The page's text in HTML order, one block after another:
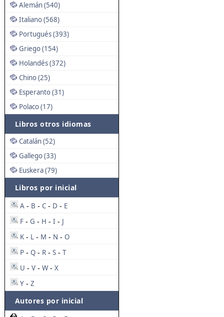
Alemán (540)
Italiano (568)
Portugués (393)
Griego (154)
Holandés (372)
Chino (25)
Esperanto (31)
Polaco (17)
Libros otros idiomas
Catalán (52)
Gallego (33)
Euskera (79)
Libros por inicial
A - B - C - D - E
F - G - H - I - J
K - L - M - N - O
P - Q - R - S - T
U - V - W - X
Y - Z
Autores por inicial